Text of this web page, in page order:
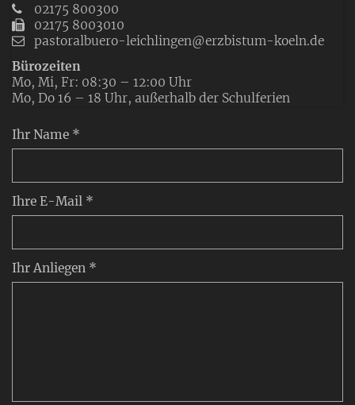
Ihr Name *
Ihre E-Mail *
Ihr Anliegen *
02175 800300
02175 8003010
pastoralbuero-leichlingen@erzbistum-koeln.de
Bürozeiten
Mo, Mi, Fr: 08:30 – 12:00 Uhr
Mo, Do 16 – 18 Uhr, außerhalb der Schulferien